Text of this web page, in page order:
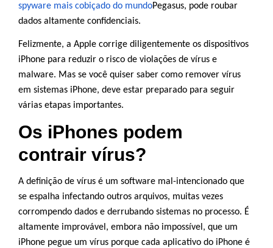
spyware mais cobiçado do mundoPegasus, pode roubar
dados altamente confidenciais.
Felizmente, a Apple corrige diligentemente os dispositivos
iPhone para reduzir o risco de violações de vírus e
malware. Mas se você quiser saber como remover vírus
em sistemas iPhone, deve estar preparado para seguir
várias etapas importantes.
Os iPhones podem
contrair vírus?
A definição de vírus é um software mal-intencionado que
se espalha infectando outros arquivos, muitas vezes
corrompendo dados e derrubando sistemas no processo. É
altamente improvável, embora não impossível, que um
iPhone pegue um vírus porque cada aplicativo do iPhone é